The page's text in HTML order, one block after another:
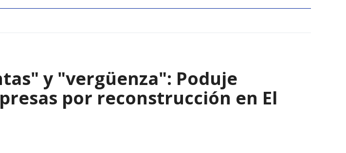
y "vergüenza": Poduje
por reconstrucción en El